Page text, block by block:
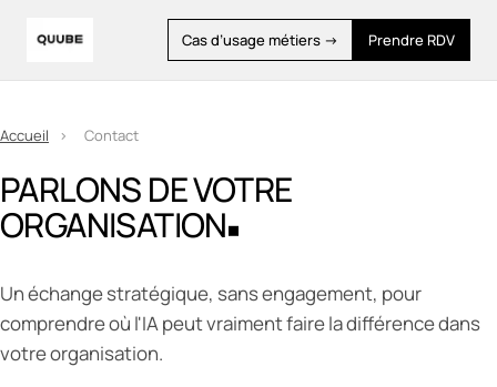
Cas d’usage métiers → Prendre RDV
Accueil › Contact
PARLONS DE VOTRE
ORGANISATION
Un échange stratégique, sans engagement, pour
comprendre où l'IA peut vraiment faire la différence dans
votre organisation.